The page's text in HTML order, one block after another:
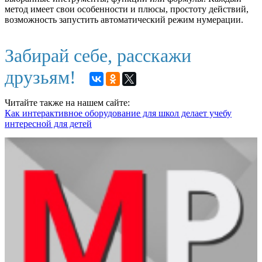
метод имеет свои особенности и плюсы, простоту действий,
возможность запустить автоматический режим нумерации.
Забирай себе, расскажи
друзьям!
Читайте также на нашем сайте:
Как интерактивное оборудование для школ делает учебу
интересной для детей